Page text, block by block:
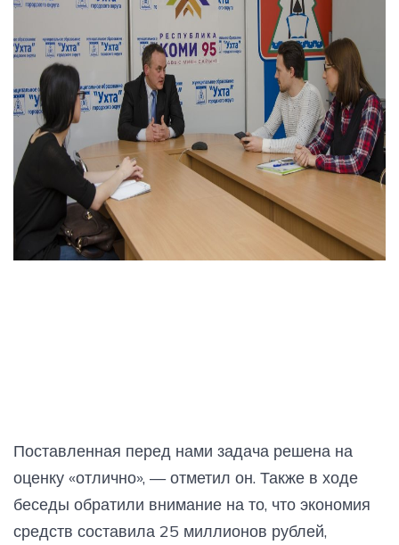
Поставленная перед нами задача решена на
оценку «отлично», — отметил он. Также в ходе
беседы обратили внимание на то, что экономия
средств составила 25 миллионов рублей,